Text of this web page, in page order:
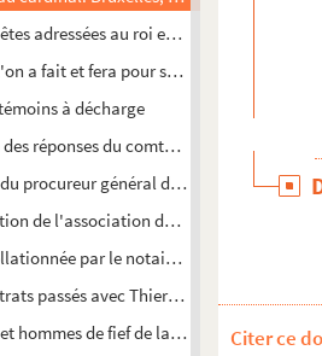
adressées au roi et au duc d'Albe par
a fait et fera pour s'informer des bons
à décharge
réponses du comte d'Egmont aux
procureur général du Roy en ses peïs
de l'association du prince d'Oranges,
par le notaire Charles
passés avec Thierry de Liesveld,
hommes de fief de la châtellenie de
Citer ce